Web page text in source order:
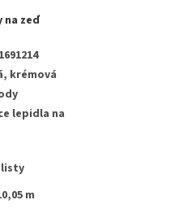
na zeď
krémová
lepidla na
listy
m